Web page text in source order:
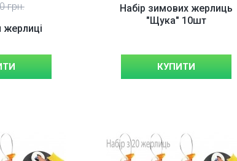
грн.
Набір зимових жерлиць
"Щука" 10шт
КУПИТИ